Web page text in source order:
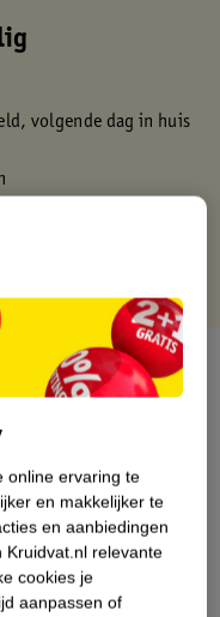
volgende dag in huis
geen Nature
online ervaring te
en makkelijker te
en aanbiedingen
relevante
cookies je
aanpassen of